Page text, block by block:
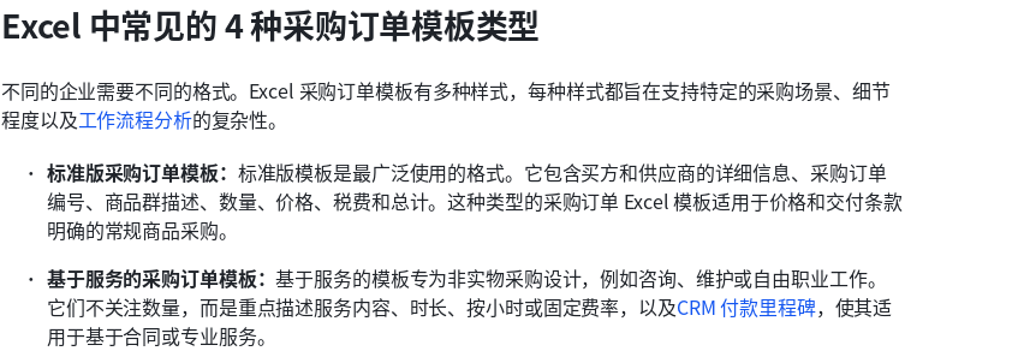
Excel 中常见的 4 种采购订单模板类型
不同的企业需要不同的格式。Excel 采购订单模板有多种样式，每种样式都旨在支持特定的采购场景、细节
程度以及工作流程分析的复杂性。
标准版采购订单模板： 标准版模板是最广泛使用的格式。它包含买方和供应商的详细信息、采购订单
编号、商品群描述、数量、价格、税费和总计。这种类型的采购订单 Excel 模板适用于价格和交付条款
明确的常规商品采购。
基于服务的采购订单模板：基于服务的模板专为非实物采购设计，例如咨询、维护或自由职业工作。
它们不关注数量，而是重点描述服务内容、时长、按小时或固定费率，以及CRM 付款里程碑，使其适
用于基于合同或专业服务。